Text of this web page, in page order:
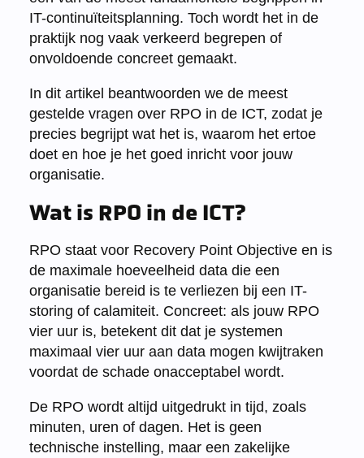
IT-continuïteitsplanning. Toch wordt het in de
praktijk nog vaak verkeerd begrepen of
onvoldoende concreet gemaakt.
In dit artikel beantwoorden we de meest
gestelde vragen over RPO in de ICT, zodat je
precies begrijpt wat het is, waarom het ertoe
doet en hoe je het goed inricht voor jouw
organisatie.
Wat is RPO in de ICT?
RPO staat voor Recovery Point Objective en is
de maximale hoeveelheid data die een
organisatie bereid is te verliezen bij een IT-
storing of calamiteit. Concreet: als jouw RPO
vier uur is, betekent dit dat je systemen
maximaal vier uur aan data mogen kwijtraken
voordat de schade onacceptabel wordt.
De RPO wordt altijd uitgedrukt in tijd, zoals
minuten, uren of dagen. Het is geen
technische instelling, maar een zakelijke